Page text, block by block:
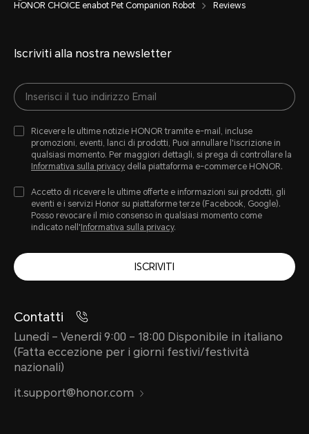
HONOR CHOICE enabot Pet Companion Robot
Reviews
Iscriviti alla nostra newsletter
Ricevere le ultime notizie HONOR tramite e-mail, incluse
promozioni, eventi, lanci di prodotti, Puoi annullare l'iscrizione in
qualsiasi momento. Per maggiori dettagli, si prega di controllare la
Informativa sulla privacy della piattaforma e-commerce HONOR.
Accetto di ricevere le ultime offerte e informazioni sui prodotti, gli
eventi e i servizi Honor su piattaforme terze (Facebook, Google).
Posso revocare il mio consenso in qualsiasi momento come
indicato nell' Informativa sulla privacy.
ISCRIVITI
Contatti
Lunedì – Venerdì 9:00 – 18:00 Disponibile in italiano
(Fatta eccezione per i giorni festivi/festività
nazionali)
it.support@honor.com